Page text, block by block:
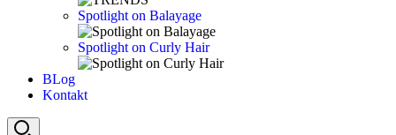
Spotlight on Balayage
Spotlight on Curly Hair
BLog
Kontakt